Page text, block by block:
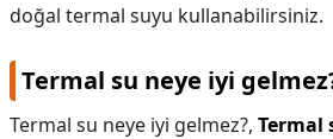
doğal termal suyu kullanabilirsiniz.
Termal su neye iyi
Termal su neye iyi gelmez?, Termal